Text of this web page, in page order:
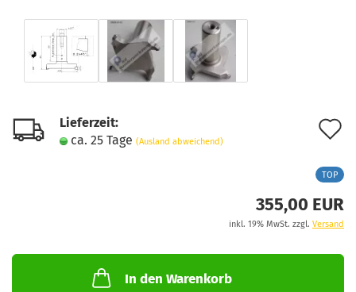
Lieferzeit:
ca. 25 Tage (Ausland abweichend)
TOP
355,00 EUR
inkl. 19% MwSt. zzgl. Versand
In den Warenkorb